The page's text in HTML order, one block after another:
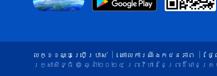
លក្ខខណ្ឌ​ប្រើប្រាស់​ គោលការណ៍ឯកជនភាព
ថ្
រក្សាសិទ្ធិ © ឆ្នាំ២០២៤ ព្រះ​វិហារនៃព្រះដ៏មានគ្រ